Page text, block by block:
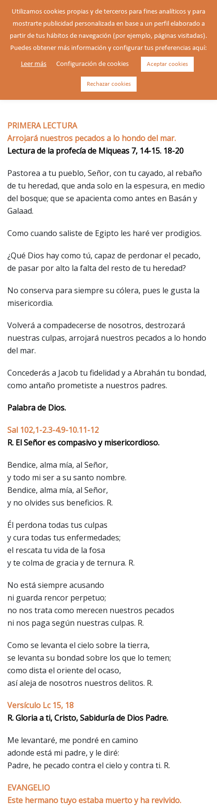
07/03/2026 – Sábado de la 2ª
semana de Cuaresma.
PRIMERA LECTURA
Arrojará nuestros pecados a lo hondo del mar.
Lectura de la profecía de Miqueas 7, 14-15. 18-20
Pastorea a tu pueblo, Señor, con tu cayado, al rebaño
de tu heredad, que anda solo en la espesura, en medio
del bosque; que se apacienta como antes en Basán y
Galaad.
Como cuando saliste de Egipto les haré ver prodigios.
¿Qué Dios hay como tú, capaz de perdonar el pecado,
de pasar por alto la falta del resto de tu heredad?
No conserva para siempre su cólera, pues le gusta la
misericordia.
Volverá a compadecerse de nosotros, destrozará
nuestras culpas, arrojará nuestros pecados a lo hondo
del mar.
Concederás a Jacob tu fidelidad y a Abrahán tu bondad,
como antaño prometiste a nuestros padres.
Palabra de Dios.
Sal 102,1-2.3-4.9-10.11-12
R. El Señor es compasivo y misericordioso.
Bendice, alma mía, al Señor,
y todo mi ser a su santo nombre.
Bendice, alma mía, al Señor,
y no olvides sus beneficios. R.
Él perdona todas tus culpas
y cura todas tus enfermedades;
el rescata tu vida de la fosa
y te colma de gracia y de ternura. R.
No está siempre acusando
ni guarda rencor perpetuo;
no nos trata como merecen nuestros pecados
ni nos paga según nuestras culpas. R.
Como se levanta el cielo sobre la tierra,
se levanta su bondad sobre los que lo temen;
como dista el oriente del ocaso,
así aleja de nosotros nuestros delitos. R.
Versículo Lc 15, 18
R. Gloria a ti, Cristo, Sabiduría de Dios Padre.
Me levantaré, me pondré en camino
adonde está mi padre, y le diré:
Padre, he pecado contra el cielo y contra ti. R.
EVANGELIO
Este hermano tuyo estaba muerto y ha revivido.
Utilizamos cookies propias y de terceros para fines analíticos y para
mostrarte publicidad personalizada en base a un perfil elaborado a
partir de tus hábitos de navegación (por ejemplo, páginas visitadas).
Puedes obtener más información y configurar tus preferencias aquí:
Leer más Configuración de cookies Aceptar cookies
Rechazar cookies